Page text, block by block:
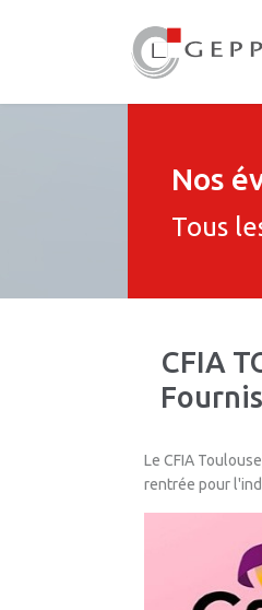
Nos
Tous
CFIA
Le CFIA
rentrée pour